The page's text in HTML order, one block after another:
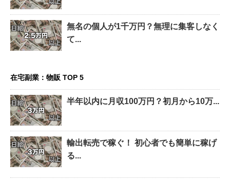
無名の個人が1千万円？無理に集客しなく
て...
在宅副業：物販 TOP 5
半年以内に月収100万円？初月から10万...
輸出転売で稼ぐ！ 初心者でも簡単に稼げ
る...